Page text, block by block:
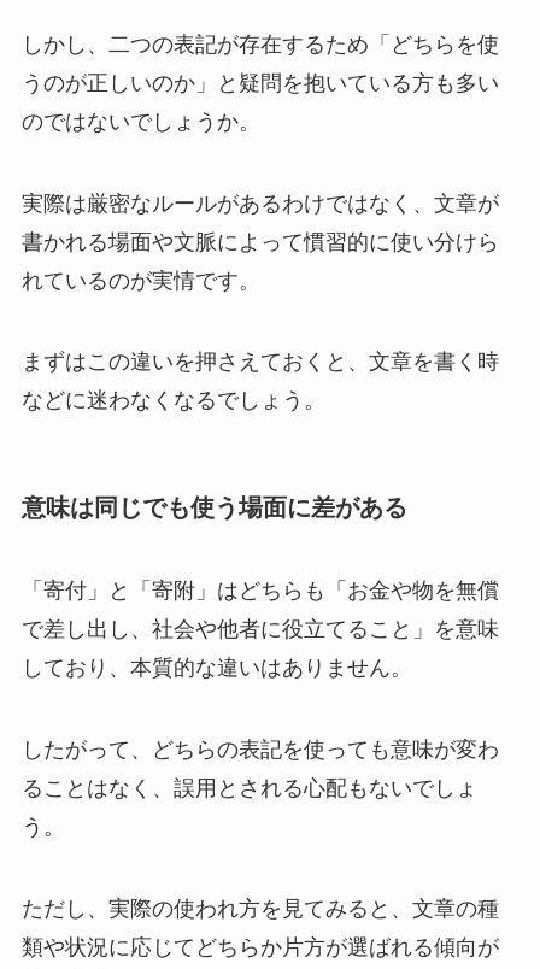
しかし、二つの表記が存在するため「どちらを使
うのが正しいのか」と疑問を抱いている方も多い
のではないでしょうか。
実際は厳密なルールがあるわけではなく、文章が
書かれる場面や文脈によって慣習的に使い分けら
れているのが実情です。
まずはこの違いを押さえておくと、文章を書く時
などに迷わなくなるでしょう。
意味は同じでも使う場面に差がある
「寄付」と「寄附」はどちらも「お金や物を無償
で差し出し、社会や他者に役立てること」を意味
しており、本質的な違いはありません。
したがって、どちらの表記を使っても意味が変わ
ることはなく、誤用とされる心配もないでしょ
う。
ただし、実際の使われ方を見てみると、文章の種
類や状況に応じてどちらか片方が選ばれる傾向が